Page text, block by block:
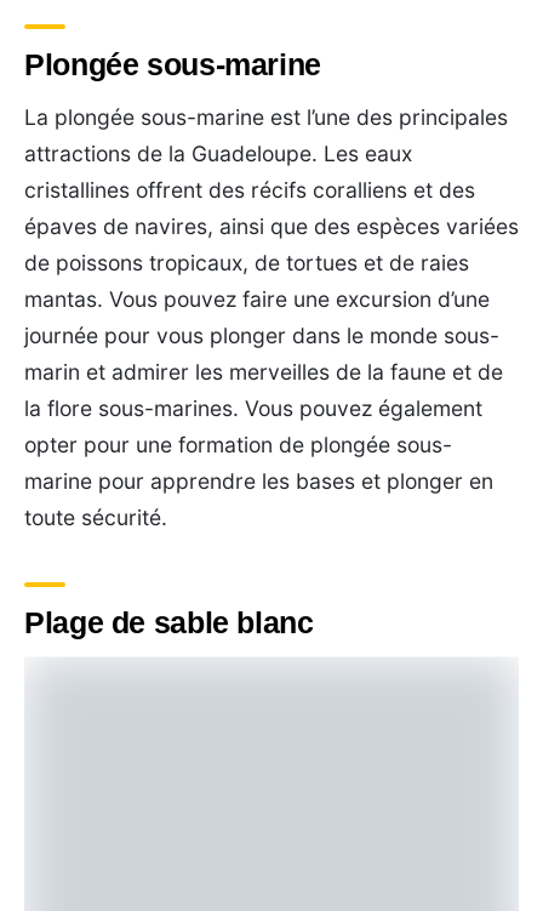
Plongée sous-marine
La plongée sous-marine est l’une des principales
attractions de la Guadeloupe. Les eaux
cristallines offrent des récifs coralliens et des
épaves de navires, ainsi que des espèces variées
de poissons tropicaux, de tortues et de raies
mantas. Vous pouvez faire une excursion d’une
journée pour vous plonger dans le monde sous-
marin et admirer les merveilles de la faune et de
la flore sous-marines. Vous pouvez également
opter pour une formation de plongée sous-
marine pour apprendre les bases et plonger en
toute sécurité.
Plage de sable blanc